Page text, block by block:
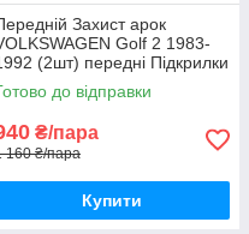
Захист арок
Golf 2 1983-
(2шт) передні Підкрилки
Гольф 2 пара
до відправки
₴/пара
160 ₴/пара
Купити